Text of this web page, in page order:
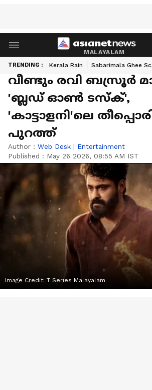
MALAYALAM
TRENDING : Kerala Rain Sabarimala Ghee
വീണ്ടും രവി ബസ്രൂര്‍
'ബ്ലഡ് ഓണ്‍ ടസ്‍ക്',
'കാട്ടാളനി'ലെ
പുറത്ത്
Author : Web Desk | Entertainment
Published : May 26 2026, 08:55 AM IST
Image Credit: T Series Malayalam